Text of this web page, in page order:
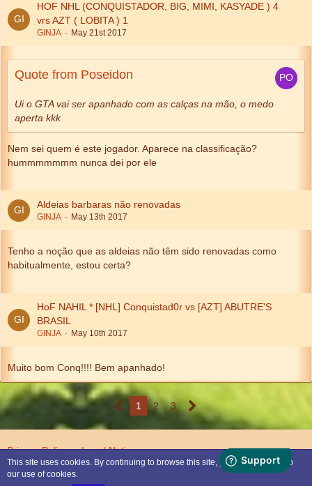
HOF NHL (CONQUISTADOR, BIG, MIMI, KASYADE ) 4
vrs AZT ( LOBITA ) 1
GINJA May 21st 2017
Quote from Poseidon
Ui o GTA vai ser apanhado com as calças na mão, o medo
aperta kkk
Nem sei quem é este jogador. Aparece na classificação?
hummmmmmm nunca dei por ele
Aldeias barbaras não renovadas
GINJA May 13th 2017
Tenho a noção que as aldeias não têm sido renovadas como
habitualmente, estou certa?
HoF NAHIL * [NHL] Conquistad0r vs [AZT] ABUTRE'S
BRASIL
GINJA May 10th 2017
Muito bom Conq!!!! Bem apanhado!
1 2 3
Privacy Policy Legal Notice
This site uses cookies. By continuing to browse this site, you are agreeing to
our use of cookies.